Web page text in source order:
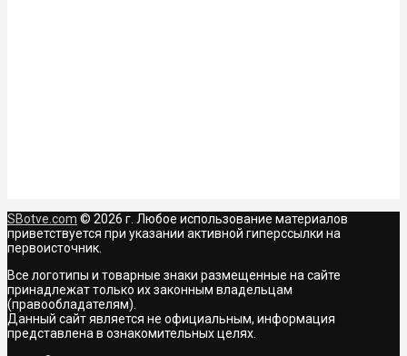
SBotve.com © 2026 г. Любое использование материалов
приветствуется при указании активной гиперссылки на
первоисточник.
Все логотипы и товарные знаки размещенные на сайте
принадлежат только их законным владельцам
(правообладателям).
Данный сайт является не официальным, информация
представлена в ознакомительных целях.